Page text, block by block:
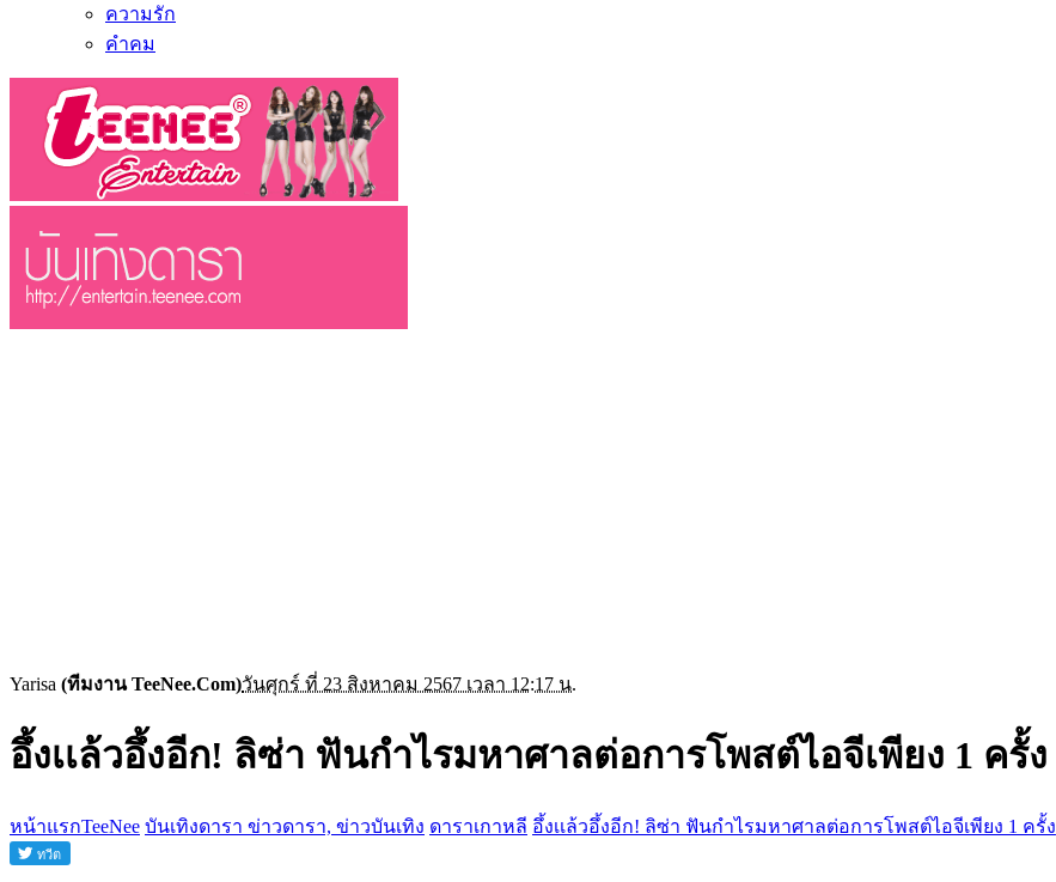
ความรัก
คำคม
Yarisa (ทีมงาน TeeNee.Com)วันศุกร์ ที่ 23 สิงหาคม 2567 เวลา 12:17 น.
อึ้งเเล้วอึ้งอีก! ลิซ่า ฟันกำไรมหาศาลต่อการโพสต์ไอจีเพียง 1 ครั้ง
หน้าแรกTeeNee บันเทิงดารา ข่าวดารา, ข่าวบันเทิง ดาราเกาหลี อึ้งเเล้วอึ้งอีก! ลิซ่า ฟันกำไรมหาศาลต่อการโพสต์ไอจีเพียง 1 ครั้ง